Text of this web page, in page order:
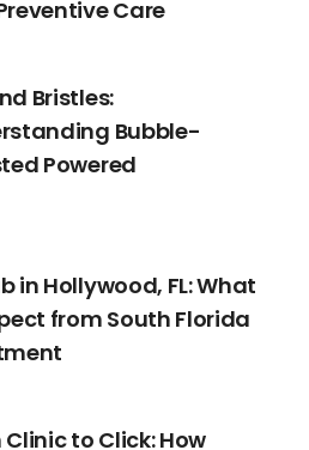
Care
Bristles:
Bubble-
Powered
in Hollywood, FL: What
from South Florida
Clinic to Click: How